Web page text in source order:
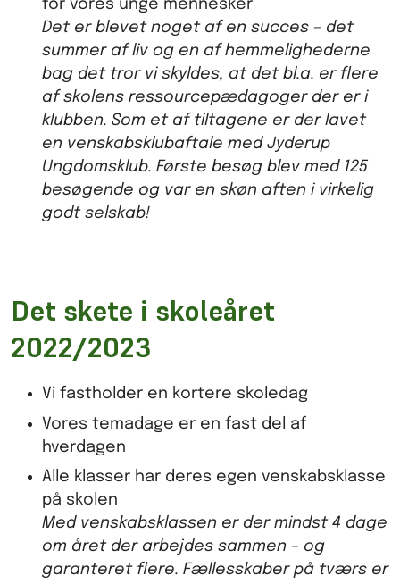
for vores unge mennesker
Det er blevet noget af en succes – det
summer af liv og en af hemmelighederne
bag det tror vi skyldes, at det bl.a. er flere
af skolens ressourcepædagoger der er i
klubben. Som et af tiltagene er der lavet
en venskabsklubaftale med Jyderup
Ungdomsklub. Første besøg blev med 125
besøgende og var en skøn aften i virkelig
godt selskab!
Det skete i skoleåret
2022/2023
Vi fastholder en kortere skoledag
Vores temadage er en fast del af
hverdagen
Alle klasser har deres egen venskabsklasse
på skolen
Med venskabsklassen er der mindst 4 dage
om året der arbejdes sammen – og
garanteret flere. Fællesskaber på tværs er